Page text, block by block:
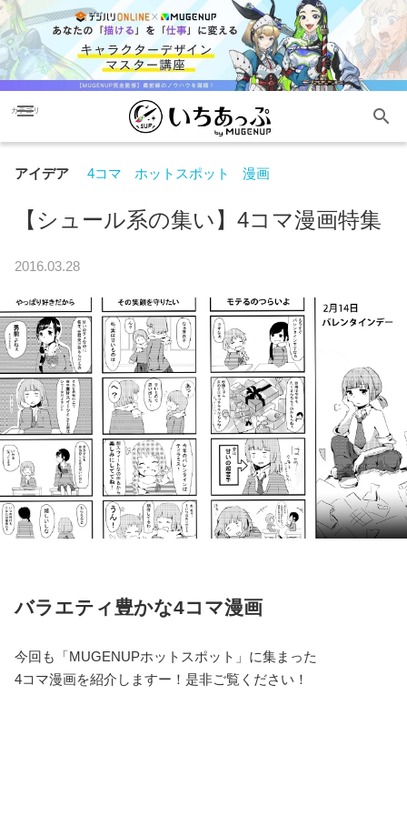
menu
カテゴリ search
アイデア 4コマ ホットスポット 漫画
【シュール系の集い】4コマ漫画特集
2016.03.28
バラエティ豊かな4コマ漫画
今回も「MUGENUPホットスポット」に集まった
4コマ漫画を紹介しますー！是非ご覧ください！